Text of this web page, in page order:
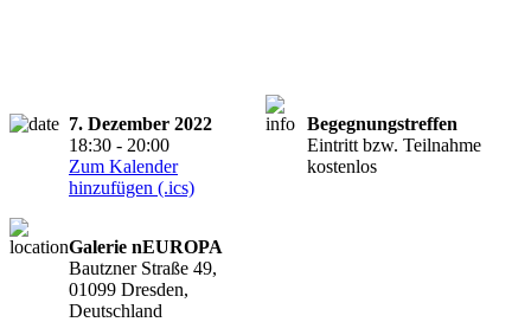
7. Dezember 2022
18:30 - 20:00
Zum Kalender
hinzufügen (.ics)
Galerie nEUROPA
Bautzner Straße 49,
01099 Dresden,
Deutschland
Begegnungstreffen
Eintritt bzw. Teilnahme
kostenlos